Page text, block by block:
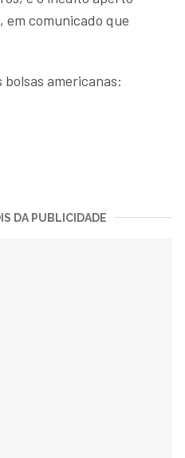
comunicado que
americanas:
DA PUBLICIDADE